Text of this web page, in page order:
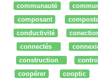
communauté
composant
conductivité
connectés
construction
coopérer
cooptic